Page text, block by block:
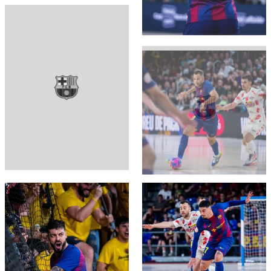
FC Barcelona club badge
FC Barcelona club badge
FC Barcelona club badge